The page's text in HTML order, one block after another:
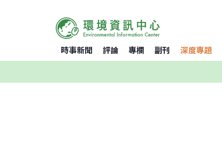
時事新聞 評論 專欄 副刊 深度專題